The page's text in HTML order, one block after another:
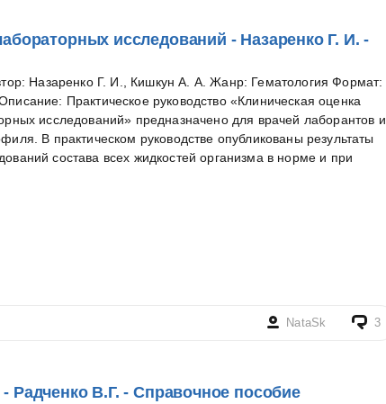
исследований - Назаренко Г. И. -
Назаренко Г. И., Кишкун А. А. Жанр: Гематология Формат:
Практическое руководство «Клиническая оценка
исследований» предназначено для врачей лаборантов и
В практическом руководстве опубликованы результаты
состава всех жидкостей организма в норме и при
NataSk 3
Радченко В.Г. - Справочное пособие